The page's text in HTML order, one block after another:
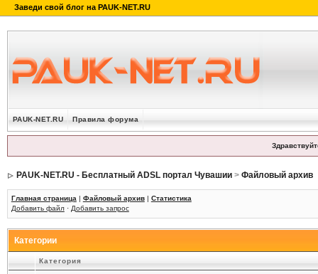
PAUK-NET.RU Правила форума
PAUK-NET.RU - Бесплатный ADSL портал Чувашии> Файловый архив
Главная страница | Файловый архив| Статистика
Добавить файл· Добавить запрос
Категории
Категория